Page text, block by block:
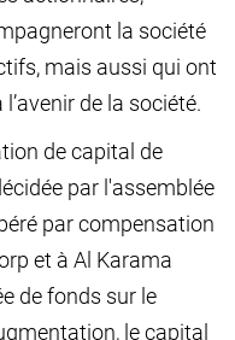
la société
mais aussi qui ont
de la société.
de capital de
par l'assemblée
par compensation
et à Al Karama
de fonds sur le
le capital